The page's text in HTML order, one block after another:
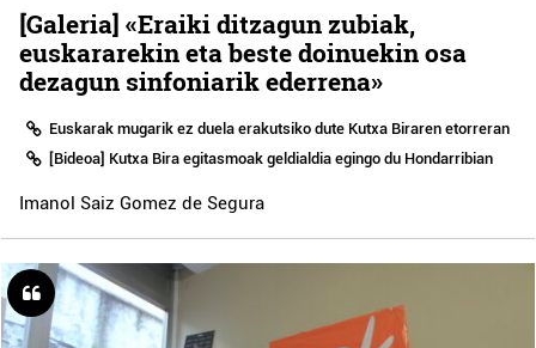
[Galeria] «Eraiki ditzagun zubiak,
euskararekin eta beste doinuekin osa
dezagun sinfoniarik ederrena»
Euskarak mugarik ez duela erakutsiko dute Kutxa Biraren etorreran
[Bideoa] Kutxa Bira egitasmoak geldialdia egingo du Hondarribian
Imanol Saiz Gomez de Segura